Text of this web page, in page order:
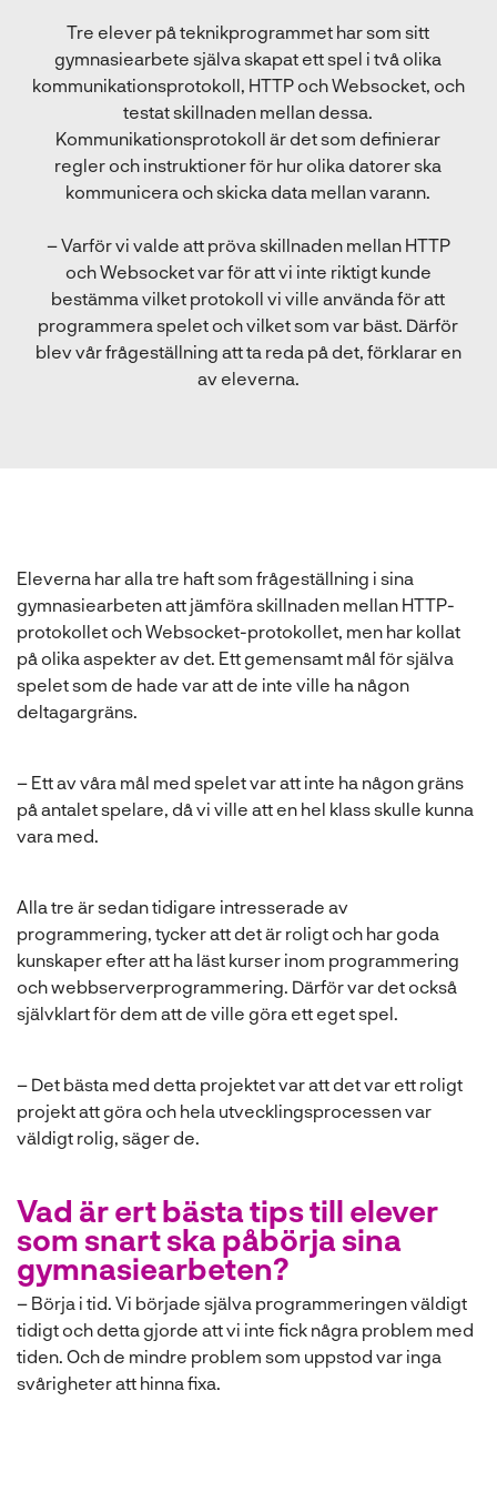
Tre elever på teknikprogrammet har som sitt
gymnasiearbete själva skapat ett spel i två olika
kommunikationsprotokoll, HTTP och Websocket, och
testat skillnaden mellan dessa.
Kommunikationsprotokoll är det som definierar
regler och instruktioner för hur olika datorer ska
kommunicera och skicka data mellan varann.
– Varför vi valde att pröva skillnaden mellan HTTP
och Websocket var för att vi inte riktigt kunde
bestämma vilket protokoll vi ville använda för att
programmera spelet och vilket som var bäst. Därför
blev vår frågeställning att ta reda på det, förklarar en
av eleverna.
Eleverna har alla tre haft som frågeställning i sina
gymnasiearbeten att jämföra skillnaden mellan HTTP-
protokollet och Websocket-protokollet, men har kollat
på olika aspekter av det. Ett gemensamt mål för själva
spelet som de hade var att de inte ville ha någon
deltagargräns.
– Ett av våra mål med spelet var att inte ha någon gräns
på antalet spelare, då vi ville att en hel klass skulle kunna
vara med.
Alla tre är sedan tidigare intresserade av
programmering, tycker att det är roligt och har goda
kunskaper efter att ha läst kurser inom programmering
och webbserverprogrammering. Därför var det också
självklart för dem att de ville göra ett eget spel.
– Det bästa med detta projektet var att det var ett roligt
projekt att göra och hela utvecklingsprocessen var
väldigt rolig, säger de.
Vad är ert bästa tips till elever
som snart ska påbörja sina
gymnasiearbeten?
– Börja i tid. Vi började själva programmeringen väldigt
tidigt och detta gjorde att vi inte fick några problem med
tiden. Och de mindre problem som uppstod var inga
svårigheter att hinna fixa.